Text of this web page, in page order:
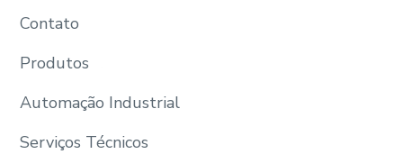
Contato
Produtos
Automação Industrial
Serviços Técnicos